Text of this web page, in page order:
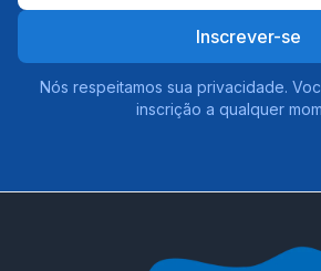
Inscrever-se
Nós respeitamos sua privacidade.
inscrição a qualquer